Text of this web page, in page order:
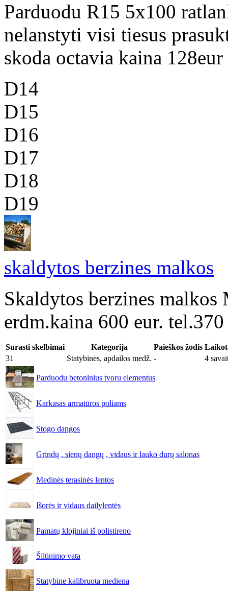
Parduodu R15 5x100
nelanstyti visi tiesus
skoda octavia kaina
D14
D15
D16
D17
D18
D19
skaldytos berzines malkos
Skaldytos berzines malkos
erdm.kaina 600 eur.
Surasti skelbimai Kategorija Paieškos žodis
31
Statybinės, apdailos medž. - 4
Parduodu betoninius tvoru elementus
Karkasas armatūros poliams
Stogo dangos
Grindų , sienų dangų , vidaus ir lauko durų salonas
Medinės terasinės lentos
Išorės ir vidaus dailylentės
Pamatų klojiniai iš polistireno
Šiltinimo vata
Statybine kalibruota mediena